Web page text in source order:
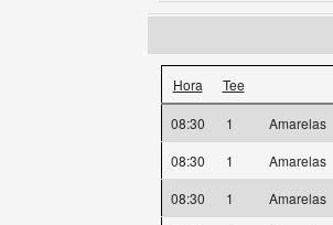
Hora Tee
08:30 1 Amarelas
08:30
1 Amarelas
08:30
1 Amarelas